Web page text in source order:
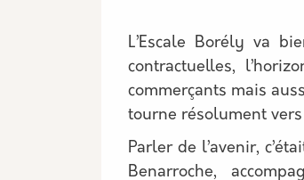
L’Escale Borély va
contractuelles,
commerçants mais
tourne résolument vers
Parler de l’avenir,
Benarroche,